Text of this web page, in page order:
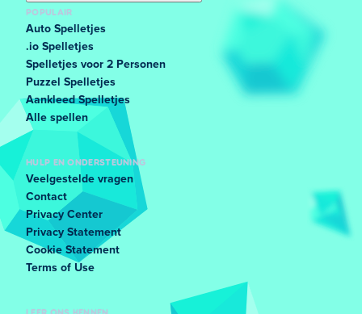
POPULAIR
Auto Spelletjes
.io Spelletjes
Spelletjes voor 2 Personen
Puzzel Spelletjes
Aankleed Spelletjes
Alle spellen
HULP EN ONDERSTEUNING
Veelgestelde vragen
Contact
Privacy Center
Privacy Statement
Cookie Statement
Terms of Use
LEER ONS KENNEN